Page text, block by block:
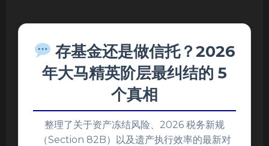
存基金还是做信托？2026
年大马精英阶层最纠结的 5
个真相
整理了关于资产冻结风险、2026 税务新规
（Section 82B）以及遗产执行效率的最新对